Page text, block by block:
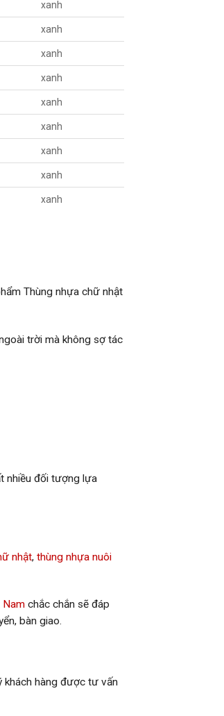
xanh
xanh
xanh
xanh
xanh
xanh
xanh
xanh
xanh
Thùng nhựa chữ nhật
trời mà không sợ tác
nhiều đối tượng lựa
nhật, thùng nhựa nuôi
Nam chắc chắn sẽ đáp
bàn giao.
khách hàng được tư vấn